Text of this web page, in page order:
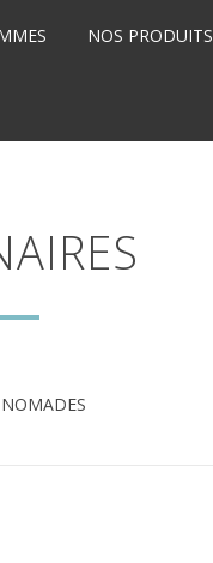
NOS PRODUITS